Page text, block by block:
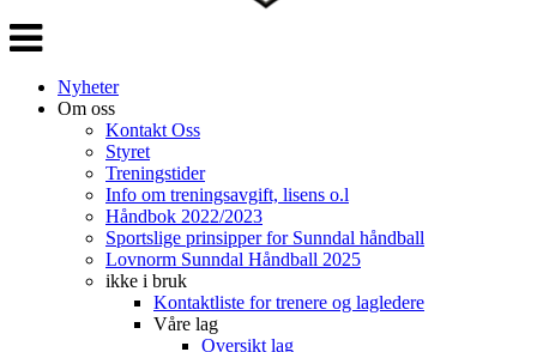
Veksle
navigasjon
Nyheter
Om oss
Kontakt Oss
Styret
Treningstider
Info om treningsavgift, lisens o.l
Håndbok 2022/2023
Sportslige prinsipper for Sunndal håndball
Lovnorm Sunndal Håndball 2025
ikke i bruk
Kontaktliste for trenere og lagledere
Våre lag
Oversikt lag